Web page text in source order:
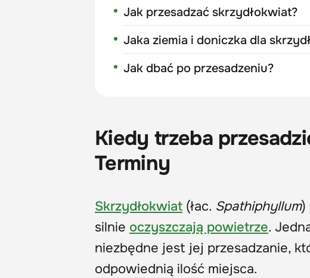
Jak przesadzać skrzydłokwiat?
Jaka ziemia i doniczka dla
Jak dbać po przesadzeniu?
Kiedy trzeba
Terminy
Skrzydłokwiat (łac. Spathiphyllum)
silnie oczyszczają powietrze.
niezbędne jest jej przesadzanie,
odpowiednią ilość miejsca.